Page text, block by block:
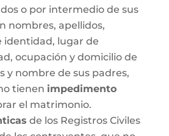
o por intermedio de sus
nombres, apellidos,
identidad, lugar de
ocupación y domicilio de
y nombre de sus padres,
tienen impedimento
el matrimonio.
de los Registros Civiles